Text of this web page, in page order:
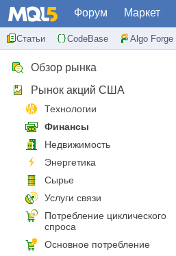
Форум Маркет
Статьи CodeBase Algo Forge
Обзор рынка
Рынок акций США
Технологии
Финансы
Недвижимость
Энергетика
Сырье
Услуги связи
Потребление циклического
спроса
Основное потребление